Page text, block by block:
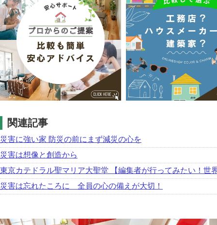
関連記事
災害に強い家 防災の前にまず減災の心を
災害は想像と創造から
東京カテドラル聖マリア大聖堂 【編集者が行ってみたい！世
災害は忘れたころに 全員の心の備えが大切！